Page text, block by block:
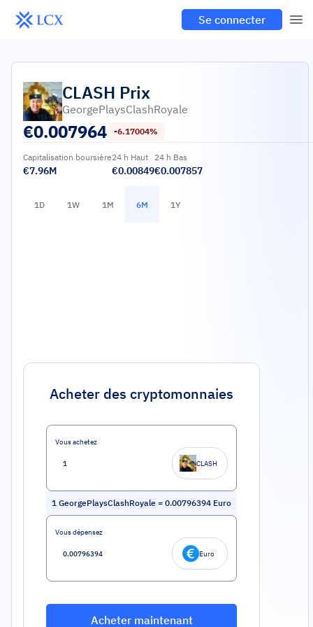
Se connecter
CLASH Prix
GeorgePlaysClashRoyale
€0.007964 -6.17004%
Capitalisation boursière
€7.96M
24 h Haut
€0.00849
24 h Bas
€0.007857
1D 1W 1M 6M 1Y
Acheter des cryptomonnaies
Vous achetez
CLASH
1 GeorgePlaysClashRoyale = 0.00796394 Euro
Vous dépensez
Euro
Acheter maintenant